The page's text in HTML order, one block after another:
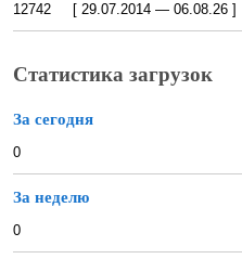
12742 [ 29.07.2014 — 06.08.26 ]
Статистика загрузок
За сегодня
0
За неделю
0